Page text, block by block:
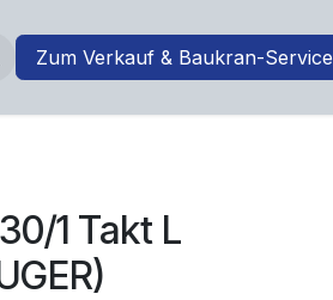
Zum Verkauf & Baukran-Service
1 Takt L